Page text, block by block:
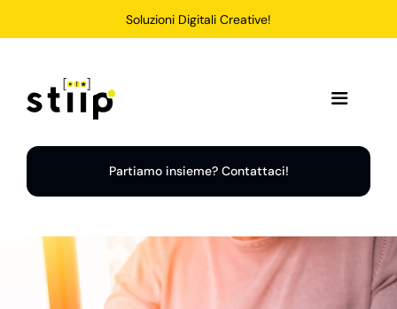
Soluzioni Digitali Creative!
Toggle
Home
Soluzioni
Partiamo insieme? Contattaci!